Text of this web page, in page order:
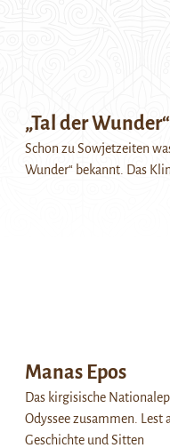
„Tal der Wunder“
Schon zu Sowjetzeiten
Wunder“ bekannt. Das
Manas Epos
Das kirgisische
Odyssee zusammen. Lest
Geschichte und Sitten